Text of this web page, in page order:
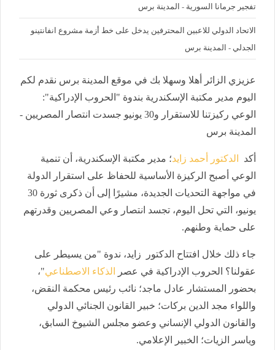
تفجير جرمانا السورية - المدينة برس
الاتحاد الدولي للاعبين المحترفين يدخل على خط أزمة مشروع انفانتينو
الجدلي - المدينة برس
عزيزي الزائر أهلا وسهلا بك في موقع المدينة برس نقدم لكم
اليوم مدير مكتبة الإسكندرية بندوة "الحروب الإدراكية":
الوعي ركيزتنا للاستقرار و30 يونيو جسدت انتصار المصريين -
المدينة برس
أكد الدكتور أحمد زايد؛ مدير مكتبة الإسكندرية، أن تنمية
الوعي أصبح الركيزة الأساسية للحفاظ على استقرار الدولة
في مواجهة التحديات الجديدة، مشيرًا إلى أن ذكرى ثورة 30
يونيو، التي تحل اليوم، تجسد انتصار وعي المصريين وقدرتهم
على حماية وطنهم.
جاء ذلك خلال افتتاح الدكتور زايد، ندوة "من يسيطر على
عقولنا؟ الحروب الإدراكية في عصر
الذكاء الاصطناعي"،
بحضور المستشار عادل ماجد؛ نائب رئيس محكمة النقض،
واللواء مجد الدين بركات؛ خبير القانون الجنائي الدولي
والقانون الدولي الإنساني وعضو مجلس الشيوخ السابق،
وياسر الزيات؛ الخبير الإعلامي.